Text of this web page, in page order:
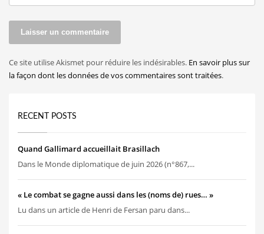
Ce site utilise Akismet pour réduire les indésirables. En savoir plus sur
la façon dont les données de vos commentaires sont traitées.
RECENT POSTS
Quand Gallimard accueillait Brasillach
Dans le Monde diplomatique de juin 2026 (n°867,...
« Le combat se gagne aussi dans les (noms de) rues… »
Lu dans un article de Henri de Fersan paru dans...